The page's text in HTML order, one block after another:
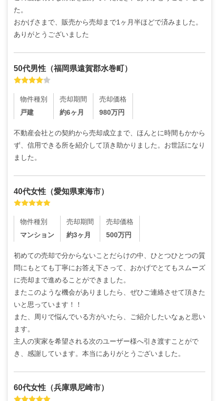
た。
おかげさまで、販売から売却まで1ヶ月半ほどで済みました。
ありがとうございました
50代男性 （福岡県遠賀郡水巻町）
物件種別
戸建
売却期間
約6ヶ月
売却価格
980万円
不動産会社との契約から売却成立まで、ほんとに時間もかから
ず、信用できる所を紹介して頂き助かりました。お世話になり
ました。
40代女性 （愛知県東海市）
物件種別
マンション
売却期間
約3ヶ月
売却価格
500万円
初めての売却で分からないことだらけの中、ひとつひとつの質
問にもとても丁寧にお答え下さって、おかげでとてもスムーズ
に売却まで進めることができました。
またこのような機会がありましたら、ぜひご連絡させて頂きた
いと思っています！！
また、周りで悩んでいる方がいたら、ご紹介したいなぁと思い
ます。
主人の実家を希望される次のユーザー様へ引き渡すことがで
き、感謝しています。本当にありがとうございました。
60代女性 （兵庫県尼崎市）